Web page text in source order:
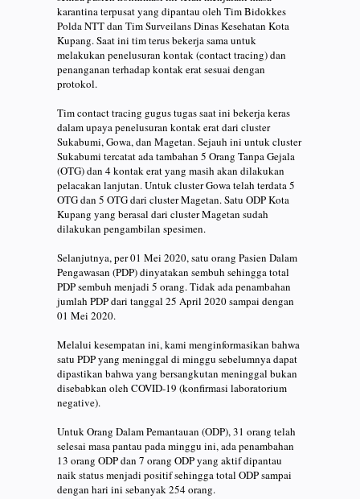
karantina terpusat yang dipantau oleh Tim Bidokkes
Polda NTT dan Tim Surveilans Dinas Kesehatan Kota
Kupang. Saat ini tim terus bekerja sama untuk
melakukan penelusuran kontak (contact tracing) dan
penanganan terhadap kontak erat sesuai dengan
protokol.
Tim contact tracing gugus tugas saat ini bekerja keras
dalam upaya penelusuran kontak erat dari cluster
Sukabumi, Gowa, dan Magetan. Sejauh ini untuk cluster
Sukabumi tercatat ada tambahan 5 Orang Tanpa Gejala
(OTG) dan 4 kontak erat yang masih akan dilakukan
pelacakan lanjutan. Untuk cluster Gowa telah terdata 5
OTG dan 5 OTG dari cluster Magetan. Satu ODP Kota
Kupang yang berasal dari cluster Magetan sudah
dilakukan pengambilan spesimen.
Selanjutnya, per 01 Mei 2020, satu orang Pasien Dalam
Pengawasan (PDP) dinyatakan sembuh sehingga total
PDP sembuh menjadi 5 orang. Tidak ada penambahan
jumlah PDP dari tanggal 25 April 2020 sampai dengan
01 Mei 2020.
Melalui kesempatan ini, kami menginformasikan bahwa
satu PDP yang meninggal di minggu sebelumnya dapat
dipastikan bahwa yang bersangkutan meninggal bukan
disebabkan oleh COVID-19 (konfirmasi laboratorium
negative).
Untuk Orang Dalam Pemantauan (ODP), 31 orang telah
selesai masa pantau pada minggu ini, ada penambahan
13 orang ODP dan 7 orang ODP yang aktif dipantau
naik status menjadi positif sehingga total ODP sampai
dengan hari ini sebanyak 254 orang.